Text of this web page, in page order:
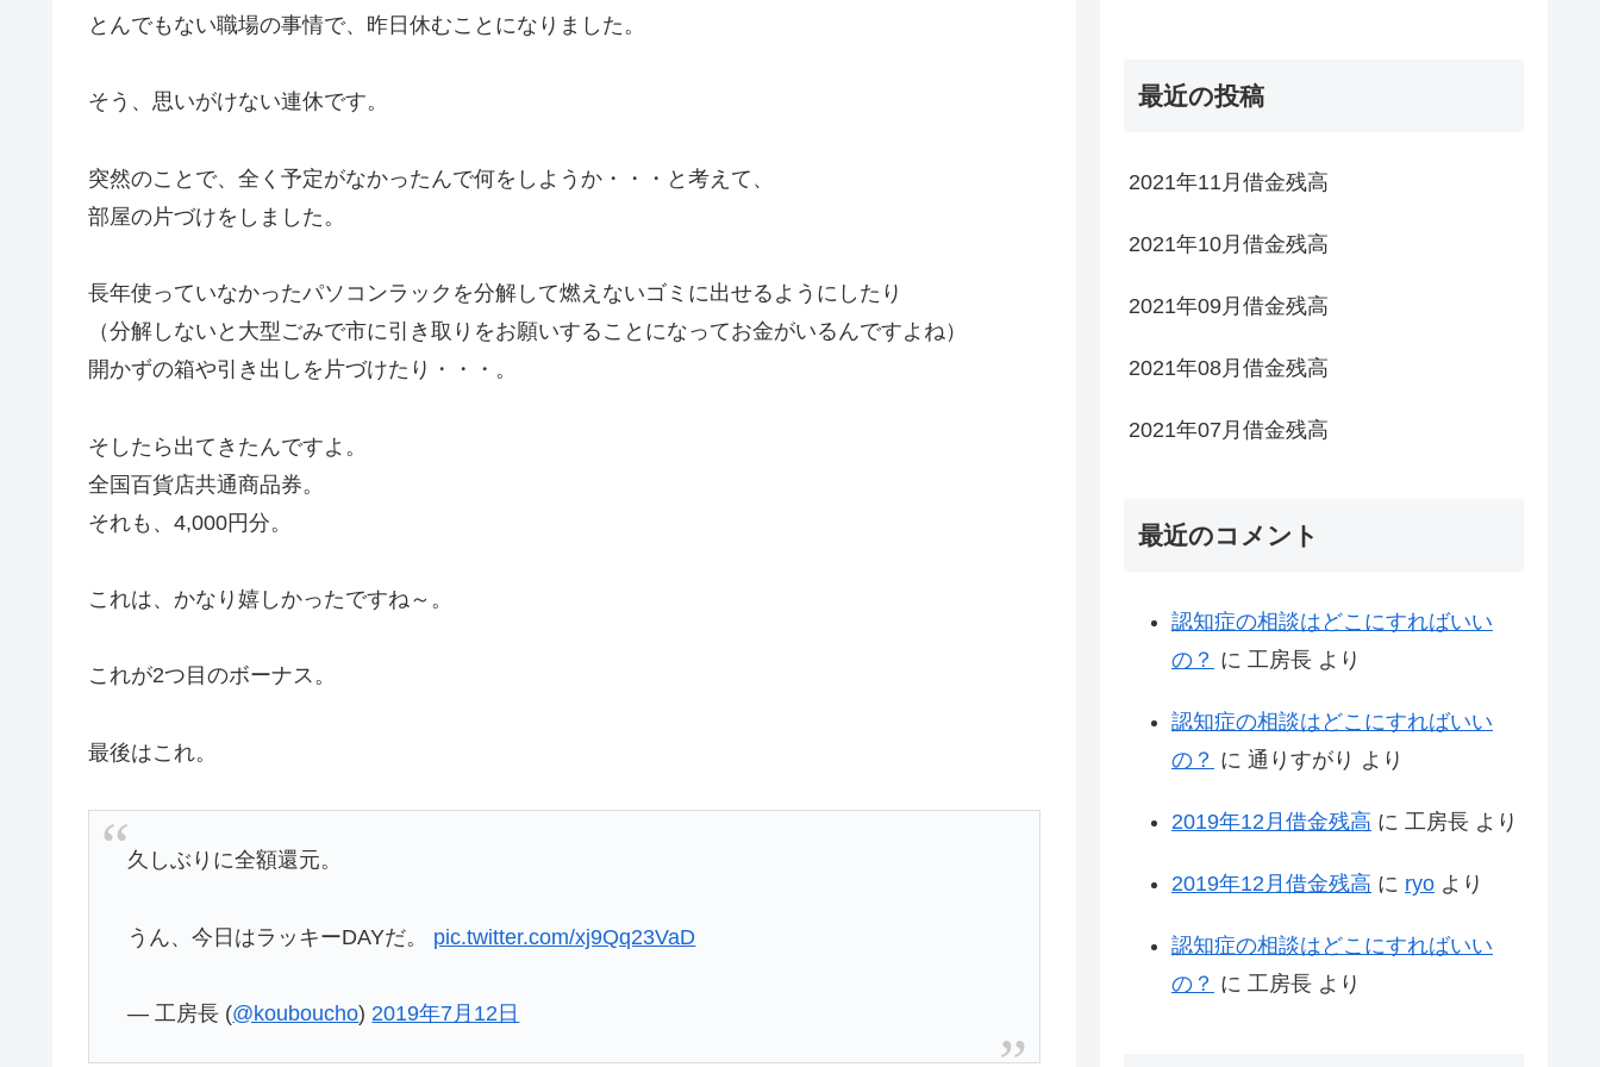
とんでもない職場の事情で、昨日休むことになりました。
そう、思いがけない連休です。
突然のことで、全く予定がなかったんで何をしようか・・・と考えて、
部屋の片づけをしました。
長年使っていなかったパソコンラックを分解して燃えないゴミに出せるようにしたり
（分解しないと大型ごみで市に引き取りをお願いすることになってお金がいるんですよね）
開かずの箱や引き出しを片づけたり・・・。
そしたら出てきたんですよ。
全国百貨店共通商品券。
それも、4,000円分。
これは、かなり嬉しかったですね～。
これが2つ目のボーナス。
最後はこれ。
久しぶりに全額還元。
うん、今日はラッキーDAYだ。 pic.twitter.com/xj9Qq23VaD
— 工房長 (@kouboucho) 2019年7月12日
最近の投稿
2021年11月借金残高
2021年10月借金残高
2021年09月借金残高
2021年08月借金残高
2021年07月借金残高
最近のコメント
認知症の相談はどこにすればいい
の？ に 工房長 より
認知症の相談はどこにすればいい
の？ に 通りすがり より
2019年12月借金残高 に 工房長 より
2019年12月借金残高 に ryo より
認知症の相談はどこにすればいい
の？ に 工房長 より